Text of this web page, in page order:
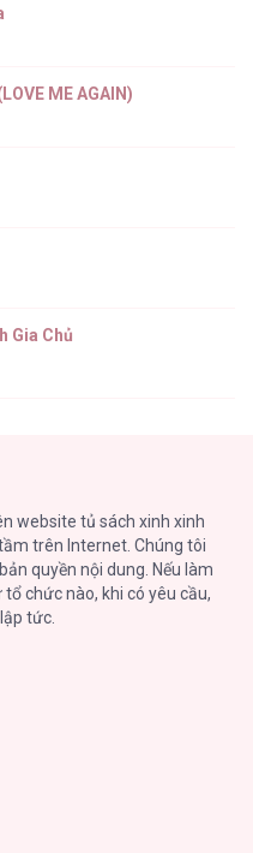
ME AGAIN)
Gia Chủ
Anh
website tủ sách xinh xinh
trên Internet. Chúng tôi
quyền nội dung. Nếu làm
chức nào, khi có yêu cầu,
tức.